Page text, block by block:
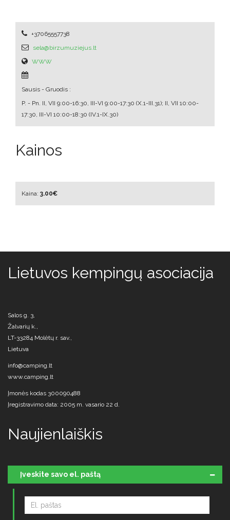
+37065557738
sela@birzumuziejus.lt
WWW
Sausis - Gruodis :
P. - Pn. II, VII 9:00-16:30, III-VI 9:00-17:30 (X.1-III.31); II, VII 10:00-
17:30, III-VI 10:00-18:30 (IV.1-IX.30)
Kainos
Kaina: 3.00€
Lietuvos kempingų asociacija
Salos g. 3,
Žalvarių k.,
LT-33284 Molėtų r. sav.,
Lietuva
info@camping.lt
www.camping.lt
Įmonės kodas 300090488
Įregistravimo data: 2005 m. vasario 22 d.
Naujienlaiškis
Įveskite savo el. paštą